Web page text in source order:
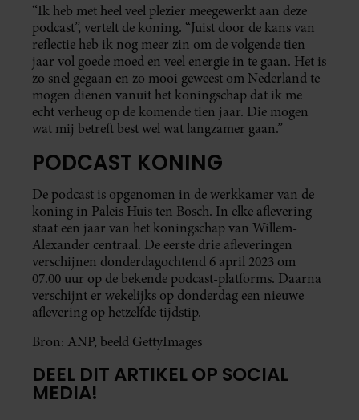
“Ik heb met heel veel plezier meegewerkt aan deze
podcast”, vertelt de koning. “Juist door de kans van
reflectie heb ik nog meer zin om de volgende tien
jaar vol goede moed en veel energie in te gaan. Het is
zo snel gegaan en zo mooi geweest om Nederland te
mogen dienen vanuit het koningschap dat ik me
echt verheug op de komende tien jaar. Die mogen
wat mij betreft best wel wat langzamer gaan.”
PODCAST KONING
De podcast is opgenomen in de werkkamer van de
koning in Paleis Huis ten Bosch. In elke aflevering
staat een jaar van het koningschap van Willem-
Alexander centraal. De eerste drie afleveringen
verschijnen donderdagochtend 6 april 2023 om
07.00 uur op de bekende podcast-platforms. Daarna
verschijnt er wekelijks op donderdag een nieuwe
aflevering op hetzelfde tijdstip.
Bron: ANP, beeld GettyImages
DEEL DIT ARTIKEL OP SOCIAL
MEDIA!